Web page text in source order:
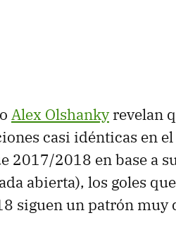
Alex Olshankyrevelan
casi idénticas en el
2017/2018 en base a
abierta), los goles que
siguen un patrón muy